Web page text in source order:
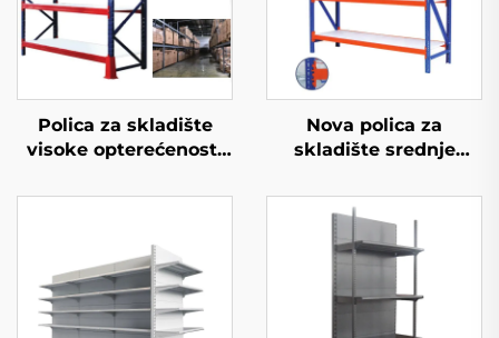
Polica za skladište
visoke opterećenosti
Nova polica za
skladište srednje